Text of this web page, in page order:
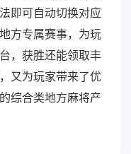
即可自动切换对应
方专属赛事，为玩
，获胜还能领取丰
又为玩家带来了优
综合类地方麻将产